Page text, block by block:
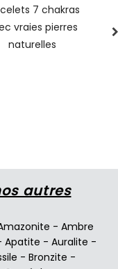
Jaspe
: vertus et
spirituelle
autres
- Ambre
Apatite - Auralite -
- Bronzite -